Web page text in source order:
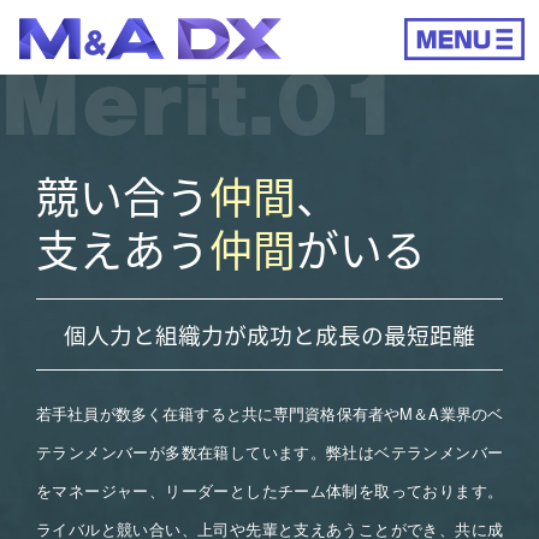
Merit.01
競い合う仲間、
支えあう仲間がいる
個人力と組織力が成功と成長の最短距離
若手社員が数多く在籍すると共に専門資格保有者やM＆A業界のベ
テランメンバーが多数在籍しています。弊社はベテランメンバー
をマネージャー、リーダーとしたチーム体制を取っております。
ライバルと競い合い、上司や先輩と支えあうことができ、共に成